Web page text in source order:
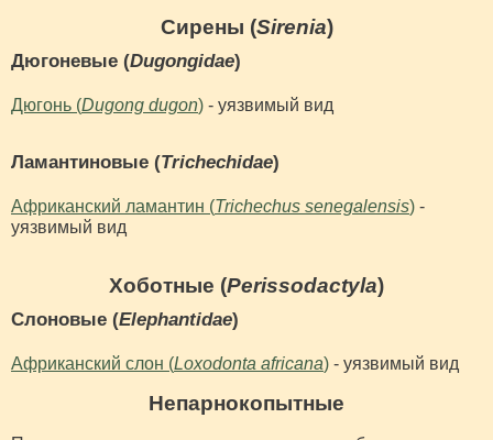
Сирены (Sirenia)
Дюгоневые (Dugongidae)
Дюгонь (Dugong dugon) - уязвимый вид
Ламантиновые (Trichechidae)
Африканский ламантин (Trichechus senegalensis) -
уязвимый вид
Хоботные (Perissodactyla)
Слоновые (Elephantidae)
Африканский слон (Loxodonta africana) - уязвимый вид
Непарнокопытные